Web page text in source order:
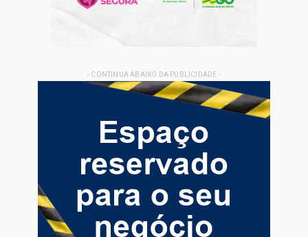
- CONTINUA ABAIXO DA PUBLICIDADE -